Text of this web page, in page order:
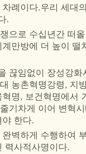
례이다.우리 세대
.
으로 수십년간 떠
만방에 더 높이 떨
끊임없이 장성강
농촌혁명강령, 지
명, 보건혁명에서
기차게 이어 변혁
한다.
벽하게 수행하여
력사적사명이다.